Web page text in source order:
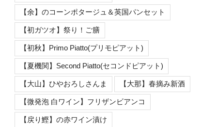
【余】のコーンポタージュ＆英国パンセット
【初ガツオ】祭り！ご膳
【初秋】Primo Piatto(プリモピアット)
【夏機関】Second Piatto(セコンドピアット)
【大山】ひやおろしさんま 【大那】春摘み新酒
【微発泡 白ワイン】フリザンビアンコ
【戻り鰹】の赤ワイン漬け